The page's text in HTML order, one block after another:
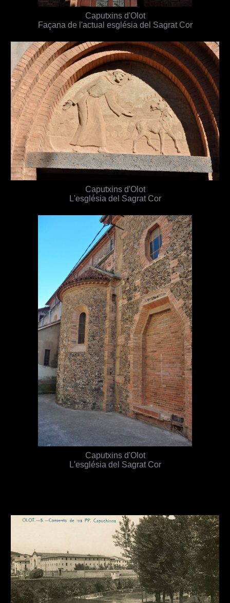
Caputxins d'Olot
Façana de l'actual església del Sagrat Cor
Caputxins d'Olot
L'església del Sagrat Cor
Caputxins d'Olot
L'església del Sagrat Cor